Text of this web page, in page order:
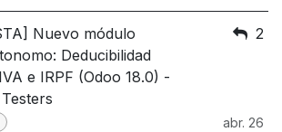
Nuevo módulo
Deducibilidad
e IRPF (Odoo 18.0) -
2
abr. 26